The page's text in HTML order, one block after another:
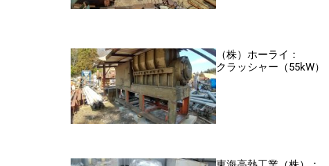
（株）ホーライ：
クラッシャー（55kW）